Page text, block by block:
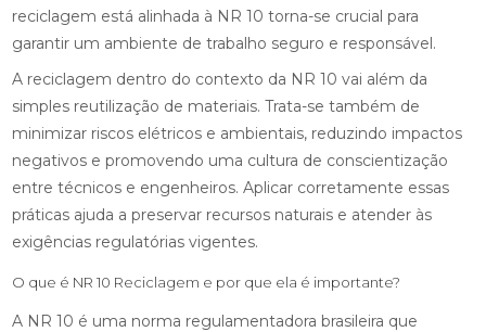
reciclagem está alinhada à NR 10 torna-se crucial para
garantir um ambiente de trabalho seguro e responsável.
A reciclagem dentro do contexto da NR 10 vai além da
simples reutilização de materiais. Trata-se também de
minimizar riscos elétricos e ambientais, reduzindo impactos
negativos e promovendo uma cultura de conscientização
entre técnicos e engenheiros. Aplicar corretamente essas
práticas ajuda a preservar recursos naturais e atender às
exigências regulatórias vigentes.
O que é NR 10 Reciclagem e por que ela é importante?
A NR 10 é uma norma regulamentadora brasileira que